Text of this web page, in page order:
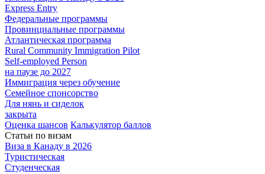
Express Entry
Федеральные программы
Провинциальные программы
Атлантическая программа
Rural Community Immigration Pilot
Self-employed Person
на паузе до 2027
Иммиграция через обучение
Семейное спонсорство
Для нянь и сиделок
закрыта
Оценка шансов Калькулятор баллов
Статьи по визам
Виза в Канаду в 2026
Туристическая
Студенческая